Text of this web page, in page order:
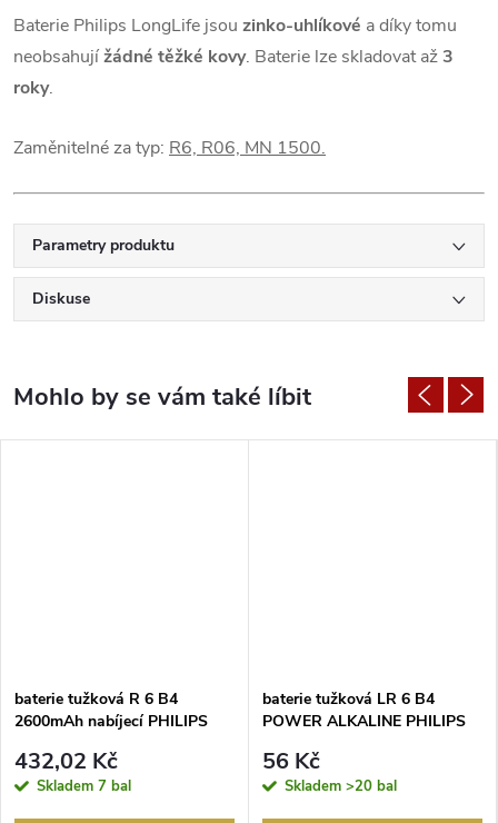
Baterie Philips LongLife jsou zinko-uhlíkové a díky tomu
neobsahujížádné těžké kovy. Baterie lze skladovat až3
roky.
Zaměnitelné za typ: R6, R06, MN 1500.
Parametry produktu
Diskuse
baterie tužková R 6 B4
2600mAh nabíjecí PHILIPS
432,02 Kč
Skladem 7 bal
baterie tužková LR 6 B4
POWER ALKALINE PHILIPS
56 Kč
Skladem >20 bal